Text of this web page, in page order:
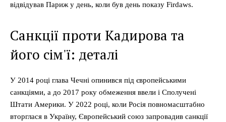
відвідував Париж у день, коли був день показу Firdaws.
Санкції проти Кадирова та
його сім'ї: деталі
У 2014 році глава Чечні опинився під європейськими
санкціями, а до 2017 року обмеження ввели і Сполучені
Штати Америки. У 2022 році, коли Росія повномасштабно
вторглася в Україну, Європейський союз запровадив санкції